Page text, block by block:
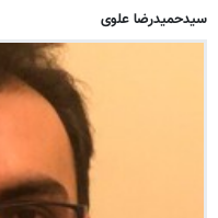
سیدحمیدرضا علوی